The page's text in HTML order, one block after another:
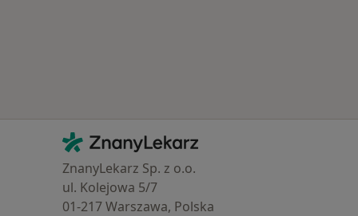
Kontakt
ZnanyLekarz - Strona główna
ZnanyLekarz Sp. z o.o.
ul. Kolejowa 5/7
01-217 Warszawa, Polska